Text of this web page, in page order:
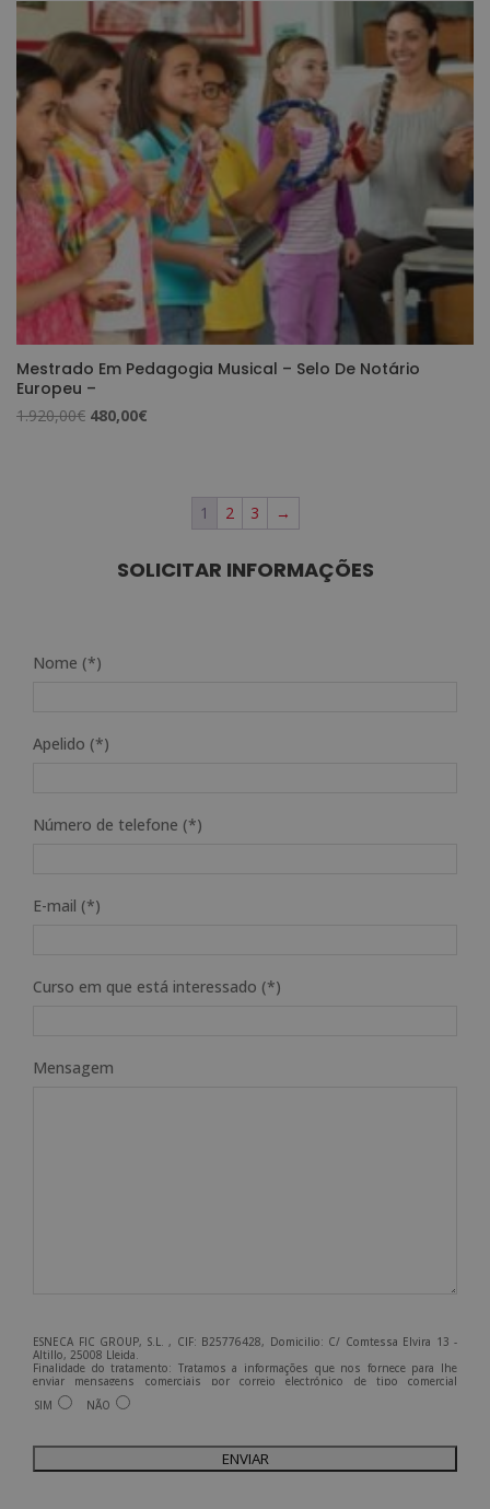
era:
1.520,00€.
é:
380,00€.
Mestrado Em Pedagogia Musical – Selo De Notário
Europeu –
1.920,00€ O
480,00€
480,00€.1 2 3 →
SOLICITAR INFORMAÇÕES
Nome (*)
Apelido (*)
Número de telefone (*)
E-mail (*)
Curso em que está interessado (*)
Mensagem
ESNECA FIC GROUP, S.L. , CIF: B25776428, Domicilio: C/ Comtessa Elvira 13 -
Altillo, 25008 Lleida.
Finalidade do tratamento: Tratamos a informações que nos fornece para lhe
enviar mensagens comerciais por correio electrónico de tipo comercial
relacionadas com os produtos oferecidos e outros produtos que possam ser do
seu interesse.
contactando-nos para o endereço admin@grupoesneca.com.
Para mais informações, consulte a nossa Política de Privacidade.
Deseja receber informação comercial (por telefone e/ou correio electrónico):
SIM NÃO